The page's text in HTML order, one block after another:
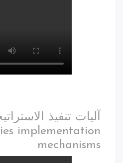
آليات تنفيذ
implementation
mechanisms